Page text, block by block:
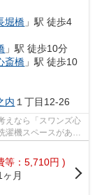
堀橋 」駅 徒歩4
」駅 徒歩10分
斎橋 」駅 徒歩10
内 １丁目12-26
えなら「スワンズ心
濯機スペースがあり
等：5,710円 )
ヶ月